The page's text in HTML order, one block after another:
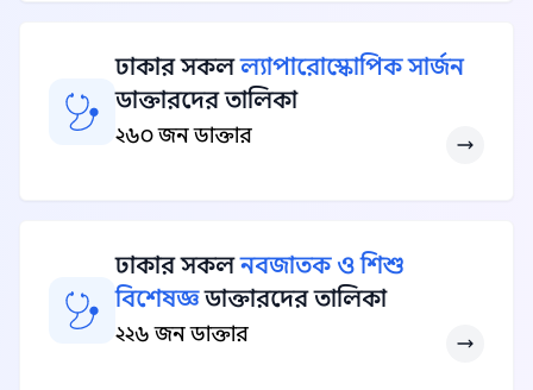
ঢাকার সকলল্যাপারোস্কোপিক সার্জন
ডাক্তারদের তালিকা
২৬০ জন ডাক্তার
ঢাকার সকলনবজাতক ও শিশু
বিশেষজ্ঞডাক্তারদের তালিকা
২২৬ জন ডাক্তার